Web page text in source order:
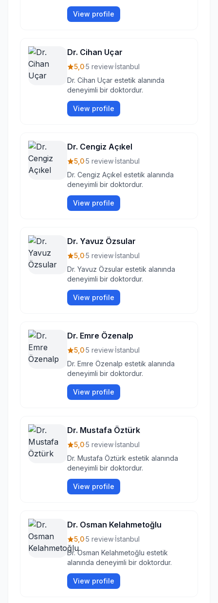
View profile
Dr. Cihan Uçar
5,0·5 review·İstanbul
Dr. Cihan Uçar estetik alanında
deneyimli bir doktordur.
View profile
Dr. Cengiz Açıkel
5,0·5 review·İstanbul
Dr. Cengiz Açıkel estetik alanında
deneyimli bir doktordur.
View profile
Dr. Yavuz Özsular
5,0·5 review·İstanbul
Dr. Yavuz Özsular estetik alanında
deneyimli bir doktordur.
View profile
Dr. Emre Özenalp
5,0·5 review·İstanbul
Dr. Emre Özenalp estetik alanında
deneyimli bir doktordur.
View profile
Dr. Mustafa Öztürk
5,0·5 review·İstanbul
Dr. Mustafa Öztürk estetik alanında
deneyimli bir doktordur.
View profile
Dr. Osman Kelahmetoğlu
5,0·5 review·İstanbul
Dr. Osman Kelahmetoğlu estetik
alanında deneyimli bir doktordur.
View profile